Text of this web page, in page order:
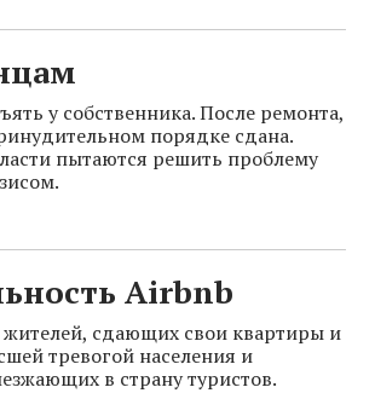
у собственника. После ремонта,
порядке сдана.
пытаются решить проблему
Airbnb
сдающих свои квартиры и
тревогой населения и
в страну туристов.